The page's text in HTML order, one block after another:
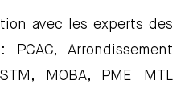
avec les experts des
Arrondissement
MOBA, PME MTL